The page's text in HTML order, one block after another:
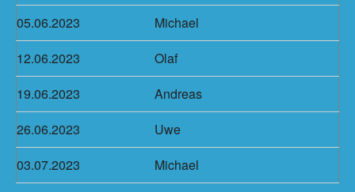
05.06.2023
Michael
12.06.2023
Olaf
19.06.2023
Andreas
26.06.2023
Uwe
03.07.2023
Michael